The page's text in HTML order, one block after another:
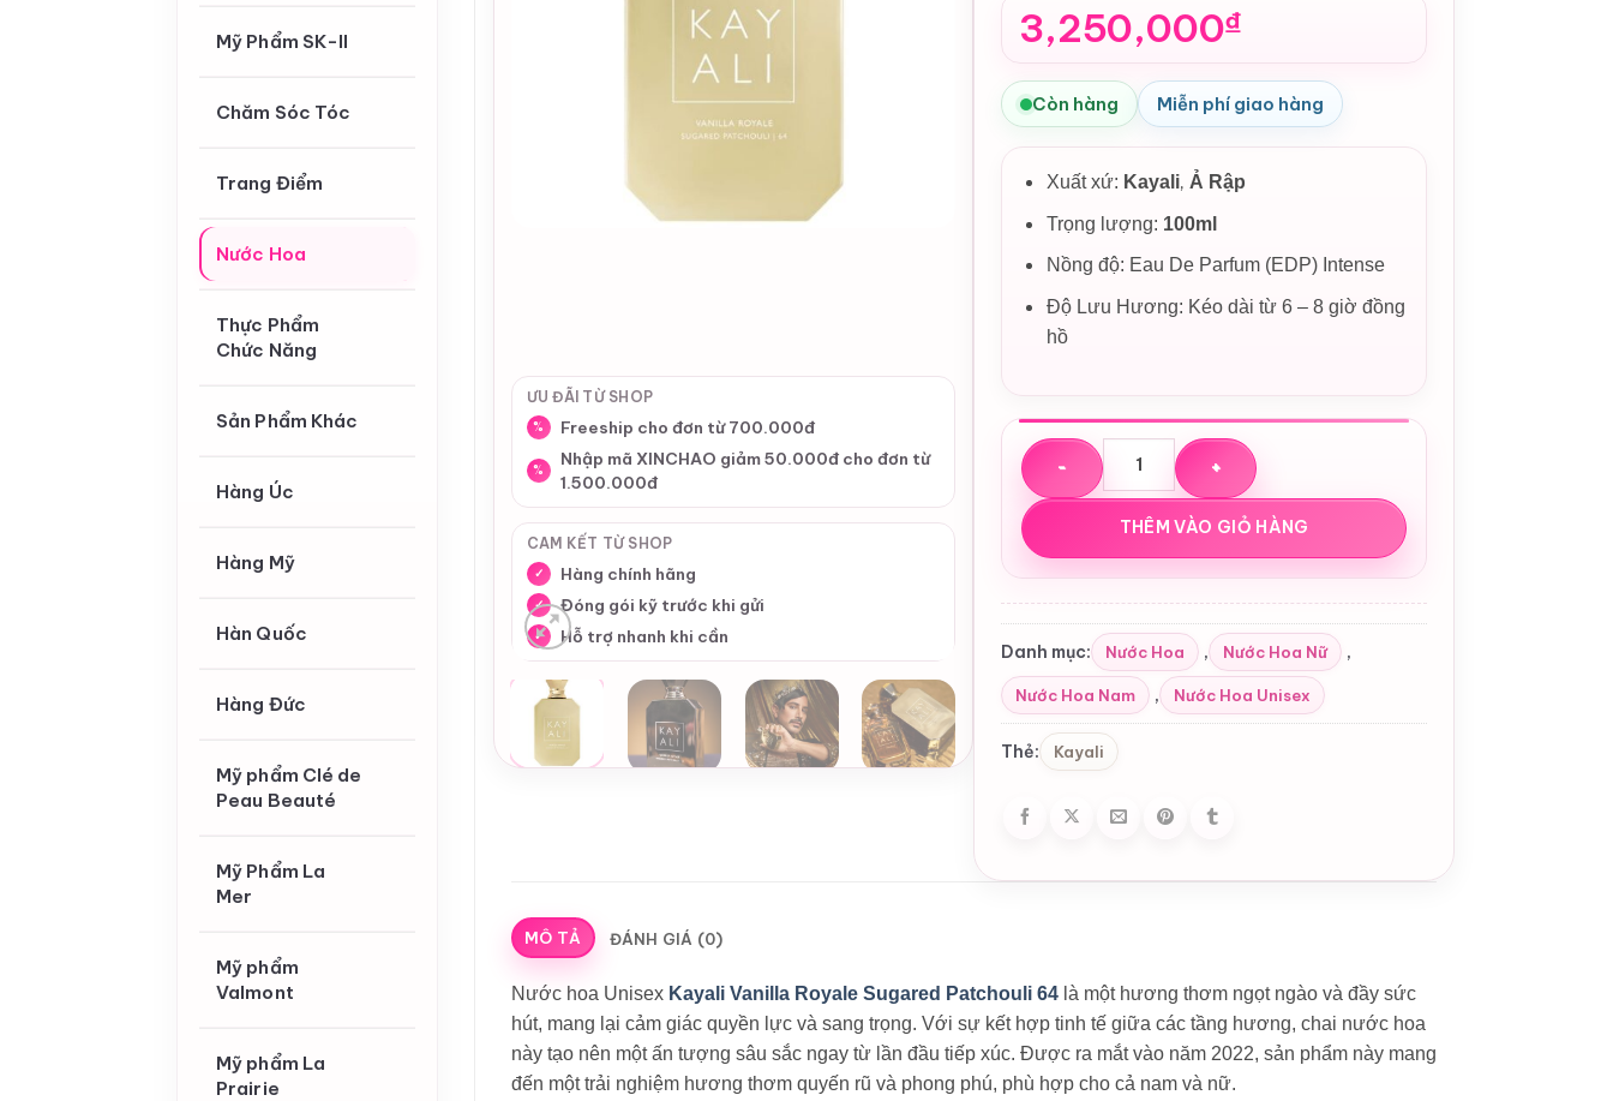
Mỹ Phẩm SK-II
Chăm Sóc Tóc
Trang Điểm
Nước Hoa
Thực Phẩm
Chức Năng
Sản Phẩm Khác
Hàng Úc
Hàng Mỹ
Hàn Quốc
Hàng Đức
Mỹ phẩm Clé de
Peau Beauté
Mỹ Phẩm La
Mer
Mỹ phẩm
Valmont
Mỹ phẩm La
Prairie
ƯU ĐÃI TỪ SHOP
% Freeship cho đơn từ 700.000đ
%
Nhập mã XINCHAO giảm 50.000đ cho đơn từ
1.500.000đ
CAM KẾT TỪ SHOP
✓ Hàng chính hãng
✓ Đóng gói kỹ trước khi gửi
✓ Hỗ trợ nhanh khi cần
3,250,000₫
Còn hàng Miễn phí giao hàng
Xuất xứ: Kayali, Ả Rập
Trọng lượng: 100ml
Nồng độ: Eau De Parfum (EDP) Intense
Độ Lưu Hương: Kéo dài từ 6 – 8 giờ đồng
hồ
Kayali Vanilla Royale Sugared Patchouli 64 EDP Intense số lượng
THÊM VÀO GIỎ HÀNG
Danh mục: Nước Hoa , Nước Hoa Nữ ,
Nước Hoa Nam , Nước Hoa Unisex
Thẻ: Kayali
MÔ TẢ ĐÁNH GIÁ (0)
Nước hoa Unisex Kayali Vanilla Royale Sugared Patchouli 64là một hương thơm ngọt ngào và đầy sức
hút, mang lại cảm giác quyền lực và sang trọng. Với sự kết hợp tinh tế giữa các tầng hương, chai nước hoa
này tạo nên một ấn tượng sâu sắc ngay từ lần đầu tiếp xúc. Được ra mắt vào năm 2022, sản phẩm này mang
đến một trải nghiệm hương thơm quyến rũ và phong phú, phù hợp cho cả nam và nữ.